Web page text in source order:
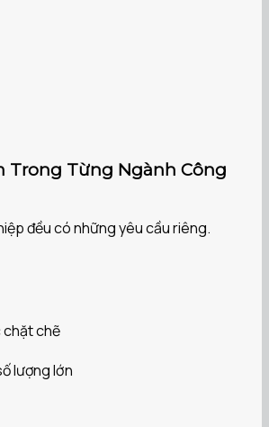
Trong Từng Ngành Công
đều có những yêu cầu riêng.
chặt chẽ
lượng lớn